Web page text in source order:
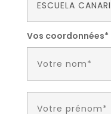
Vos coordonnées*